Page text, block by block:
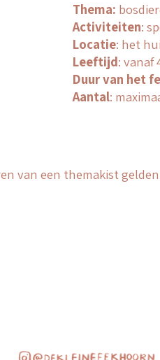
Thema: b
Activiteiten:s
Locatie: het
Leeftijd:vanaf
Duur van het
Aantal: m
van een themakist